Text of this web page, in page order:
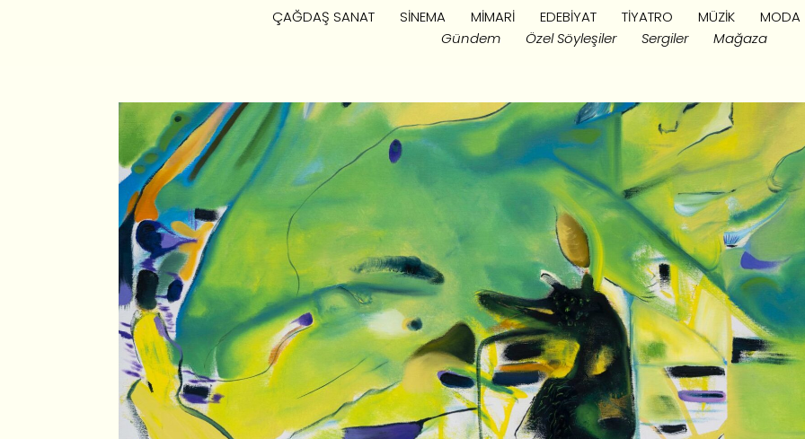
ÇAĞDAŞ SANAT SINEMA MIMARI EDEBIYAT TIYATRO MÜZIK
MODA
Gündem
Özel Söyleşiler Sergiler Mağaza